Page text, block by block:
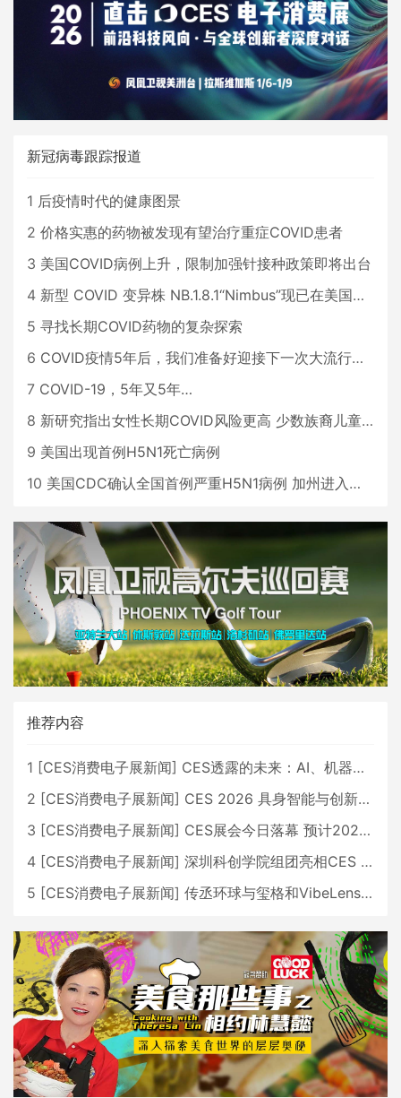
新冠病毒跟踪报道
1 后疫情时代的健康图景
2 价格实惠的药物被发现有望治疗重症COVID患者
3 美国COVID病例上升，限制加强针接种政策即将出台
4 新型 COVID 变异株 NB.1.8.1“Nimbus”现已在美国占据主导地位
5 寻找长期COVID药物的复杂探索
6 COVID疫情5年后，我们准备好迎接下一次大流行了吗？
7 COVID-19，5年又5年…
8 新研究指出女性长期COVID风险更高 少数族裔儿童存在差异
9 美国出现首例H5N1死亡病例
10 美国CDC确认全国首例严重H5N1病例 加州进入紧急状态
推荐内容
1 [CES消费电子展新闻] CES透露的未来：AI、机器人与智能生活大爆发
2 [CES消费电子展新闻] CES 2026 具身智能与创新领域 中国公司大放异彩
3 [CES消费电子展新闻] CES展会今日落幕 预计2026行业收入将超五千亿美元
4 [CES消费电子展新闻] 深圳科创学院组团亮相CES 广受好评
5 [CES消费电子展新闻] 传丞环球与玺格和VibeLens共同推出全新耳机